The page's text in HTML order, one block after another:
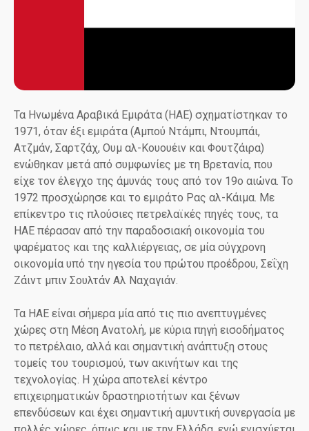
Τα Ηνωμένα Αραβικά Εμιράτα (ΗΑΕ) σχηματίστηκαν το
1971, όταν έξι εμιράτα (Αμπού Ντάμπι, Ντουμπάι,
Ατζμάν, Σαρτζάχ, Ουμ αλ-Κουουέιν και Φουτζάιρα)
ενώθηκαν μετά από συμφωνίες με τη Βρετανία, που
είχε τον έλεγχο της άμυνάς τους από τον 19ο αιώνα. Το
1972 προσχώρησε και το εμιράτο Ρας αλ-Κάιμα. Με
επίκεντρο τις πλούσιες πετρελαϊκές πηγές τους, τα
ΗΑΕ πέρασαν από την παραδοσιακή οικονομία του
ψαρέματος και της καλλιέργειας, σε μία σύγχρονη
οικονομία υπό την ηγεσία του πρώτου προέδρου, Σεΐχη
Ζάιντ μπιν Σουλτάν Αλ Ναχαγιάν.
Τα ΗΑΕ είναι σήμερα μία από τις πιο ανεπτυγμένες
χώρες στη Μέση Ανατολή, με κύρια πηγή εισοδήματος
το πετρέλαιο, αλλά και σημαντική ανάπτυξη στους
τομείς του τουρισμού, των ακινήτων και της
τεχνολογίας. Η χώρα αποτελεί κέντρο
επιχειρηματικών δραστηριοτήτων και ξένων
επενδύσεων και έχει σημαντική αμυντική συνεργασία με